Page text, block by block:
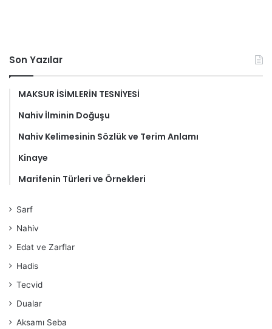
Son Yazılar
MAKSUR İSİMLERİN TESNİYESİ
Nahiv İlminin Doğuşu
Nahiv Kelimesinin Sözlük ve Terim Anlamı
Kinaye
Marifenin Türleri ve Örnekleri
Sarf
Nahiv
Edat ve Zarflar
Hadis
Tecvid
Dualar
Aksamı Seba